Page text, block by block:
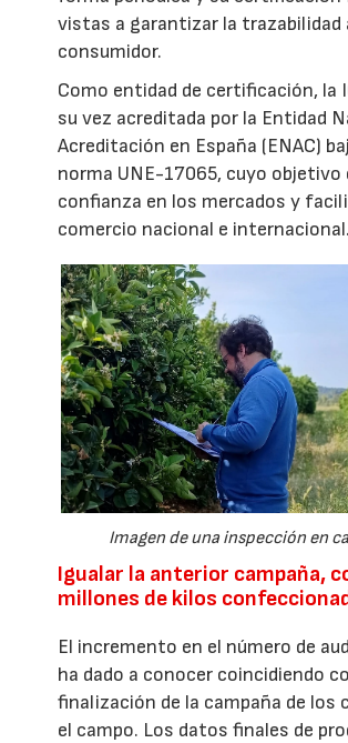
vistas a garantizar la trazabilidad
consumidor.
Como entidad de certificación, la
su vez acreditada por la Entidad
Acreditación en España (ENAC)
norma UNE-17065, cuyo objetivo
confianza en los mercados y
comercio nacional e internacional.
Imagen de una inspección en
Igualar la anterior campaña,
millones de kilos
El incremento en el número de
ha dado a conocer coincidiendo
finalización de la campaña de los
el campo. Los datos finales de